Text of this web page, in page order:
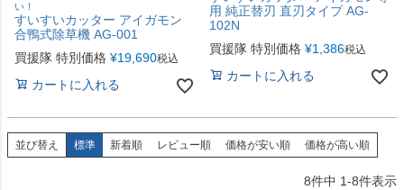
い！
すいすいカッター アイガモン
合鴨式除草機 AG-001
買援隊 特別価格 ¥19,690税込
カートに入れる
用 純正替刃 直刃タイプ AG-
102N
買援隊 特別価格 ¥1,386税込
カートに入れる
並び替え 標準 新着順 レビュー順 価格が安い順 価格が高い順
8件中 1-8件表示